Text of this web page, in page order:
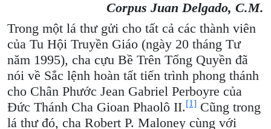
Corpus Juan Delgado, C.M.
Trong một lá thư gửi cho tất cả các thành viên
của Tu Hội Truyền Giáo (ngày 20 tháng Tư
năm 1995), cha cựu Bề Trên Tổng Quyền đã
nói về Sắc lệnh hoàn tất tiến trình phong thánh
cho Chân Phước Jean Gabriel Perboyre của
Đức Thánh Cha Gioan Phaolô II.[1] Cũng trong
lá thư đó, cha Robert P. Maloney cùng với